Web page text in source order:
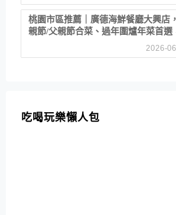
桃園市區推薦｜廣德海鮮餐廳大興店
親節/父親節合菜、過年圍爐年菜首選
2026-
吃喝玩樂懶人包